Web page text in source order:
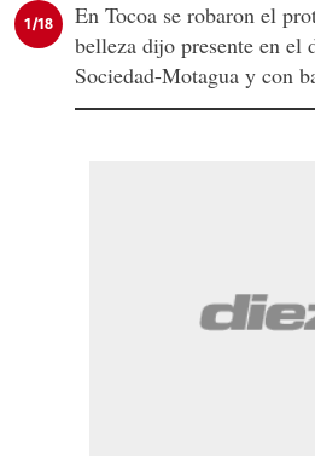
1/18
En Tocoa se robaron el
belleza dijo presente en el
Sociedad-Motagua y con